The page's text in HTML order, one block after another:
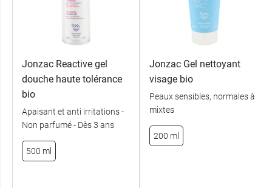
Jonzac Reactive gel
douche haute tolérance
bio
Apaisant et anti irritations -
Non parfumé - Dès 3 ans
500 ml
Jonzac Gel nettoyant
visage bio
Peaux sensibles, normales à
mixtes
200 ml